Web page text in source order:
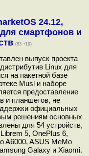
24.12,
смартфонов и
(83 +19)
выпуск проекта
Linux для
на пакетной базе
Musl и наборе
предоставление
и планшетов, не
официальных
решениям основных
для 54 устройств,
5, OnePlus 6,
A6000, ASUS MeMo
Galaxy и Xiaomi.